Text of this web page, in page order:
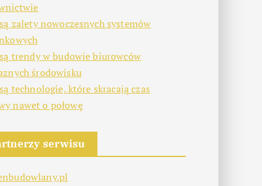
zalety nowoczesnych systemów
trendy w budowie biurowców
środowisku
technologie, które skracają czas
nawet o połowę
serwisu